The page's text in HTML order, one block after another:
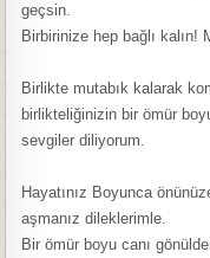
geçsin.
Birbirinize hep bağlı kalın!
Birlikte mutabık kalarak
birlikteliğinizin bir ömür
sevgiler diliyorum.
Hayatınız Boyunca
aşmanız dileklerimle.
Bir ömür boyu canı